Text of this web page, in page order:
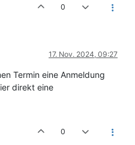
0
17. Nov. 2024, 09:27
Termin eine Anmeldung
direkt eine
0